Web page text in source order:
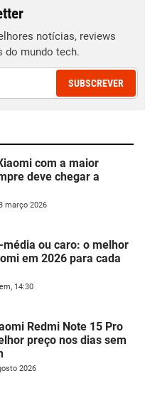
notícias, reviews
do mundo tech.
SUBSCREVER
com a maior
deve chegar a
março 2026
média ou caro: o melhor
em 2026 para cada
14:30
Redmi Note 15 Pro
preço nos dias sem
2026